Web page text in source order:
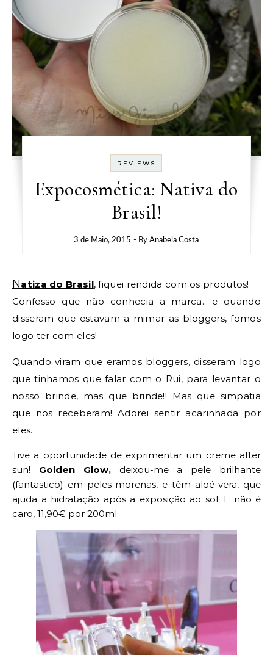
REVIEWS
Expocosmética: Nativa do
Brasil!
3 de Maio, 2015 - ByAnabela Costa
Natiza do Brasil, fiquei rendida com os produtos!
Confesso que não conhecia a marca.. e quando
disseram que estavam a mimar as bloggers, fomos
logo ter com eles!
Quando viram que eramos bloggers, disseram logo
que tinhamos que falar com o Rui, para levantar o
nosso brinde, mas que brinde!! Mas que simpatia
que nos receberam! Adorei sentir acarinhada por
eles.
Tive a oportunidade de exprimentar um creme after
sun! Golden Glow, deixou-me a pele brilhante
(fantastico) em peles morenas, e têm aloé vera, que
ajuda a hidratação após a exposição ao sol. E não é
caro, 11,90€ por 200ml